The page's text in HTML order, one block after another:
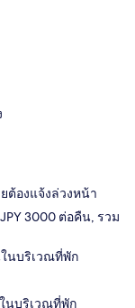
ต้องแจ้งล่วงหน้า
3000 ต่อคืน, รวม
นบริเวณที่พัก
นบริเวณที่พัก